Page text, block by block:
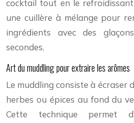
cocktail tout en le
une cuillère à mélange pour
ingrédients avec des
secondes.
Art du muddling pour extraire les arômes
Le muddling consiste à écraser
herbes ou épices au fond du
Cette technique permet